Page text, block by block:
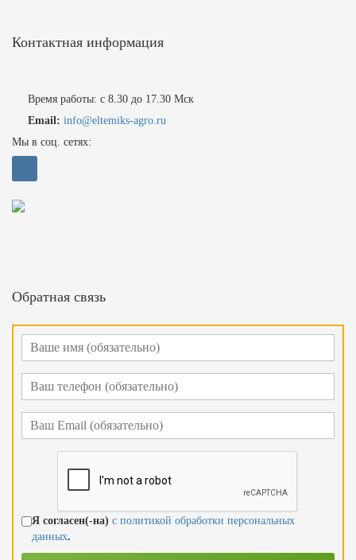
Контактная информация
Время работы: с 8.30 до 17.30 Мск
Email: info@eltemiks-agro.ru
Мы в соц. сетях:
Обратная связь
Я согласен(-на) с политикой обработки персональных
данных.